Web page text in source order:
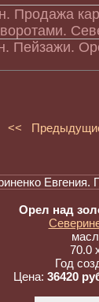
Пейзажи.
<<
Орел над
70.0
Год
Цена: 36420